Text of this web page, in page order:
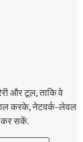
और टूल, ताकि वे
करके, नेटवर्क-लेवल
कर सकें.